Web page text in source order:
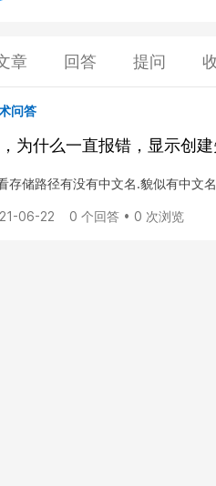
章 回答 提问
问答
为什么一直报错，显示创
存储路径有没有中文名.貌似有中文
06-22 0 个回答 • 0 次浏览